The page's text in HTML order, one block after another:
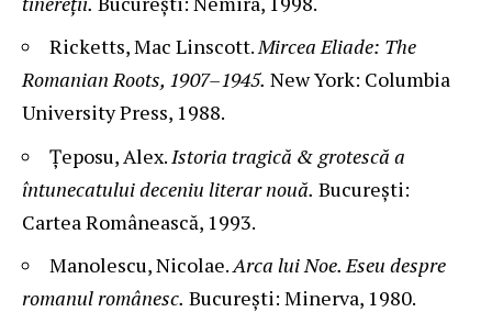
Ricketts, Mac Linscott.Mircea Eliade: The
Romanian Roots, 1907–1945. New York: Columbia
University Press, 1988.
Țeposu, Alex. Istoria tragică & grotescă a
întunecatului deceniu literar nouă. București:
Cartea Românească, 1993.
Manolescu, Nicolae.Arca lui Noe. Eseu despre
romanul românesc. București: Minerva, 1980.